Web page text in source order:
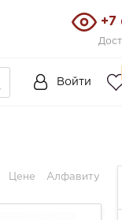
+7
Войти
Цене Алфавиту